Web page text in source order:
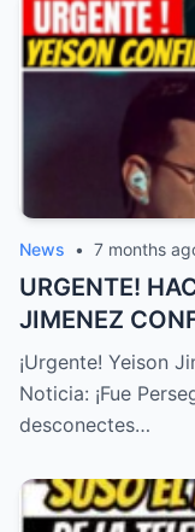
News • 7 months
URGENTE!
JIMENEZ
NOTICIA, NO
NOTICIA! –
¡Urgente! Yeison
Noticia: ¡Fue
desconectes…